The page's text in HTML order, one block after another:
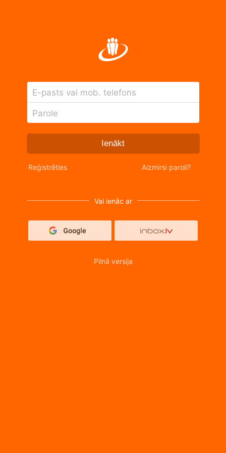
E-pasts vai mob. telefons
Parole
Ienākt
Reģistrēties Aizmirsi paroli?
Vai ienāc ar
Pilnā versija